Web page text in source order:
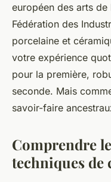
européen des arts
Fédération des
porcelaine et
votre expérience
pour la première,
seconde. Mais
savoir-faire
Comprendre
techniques de